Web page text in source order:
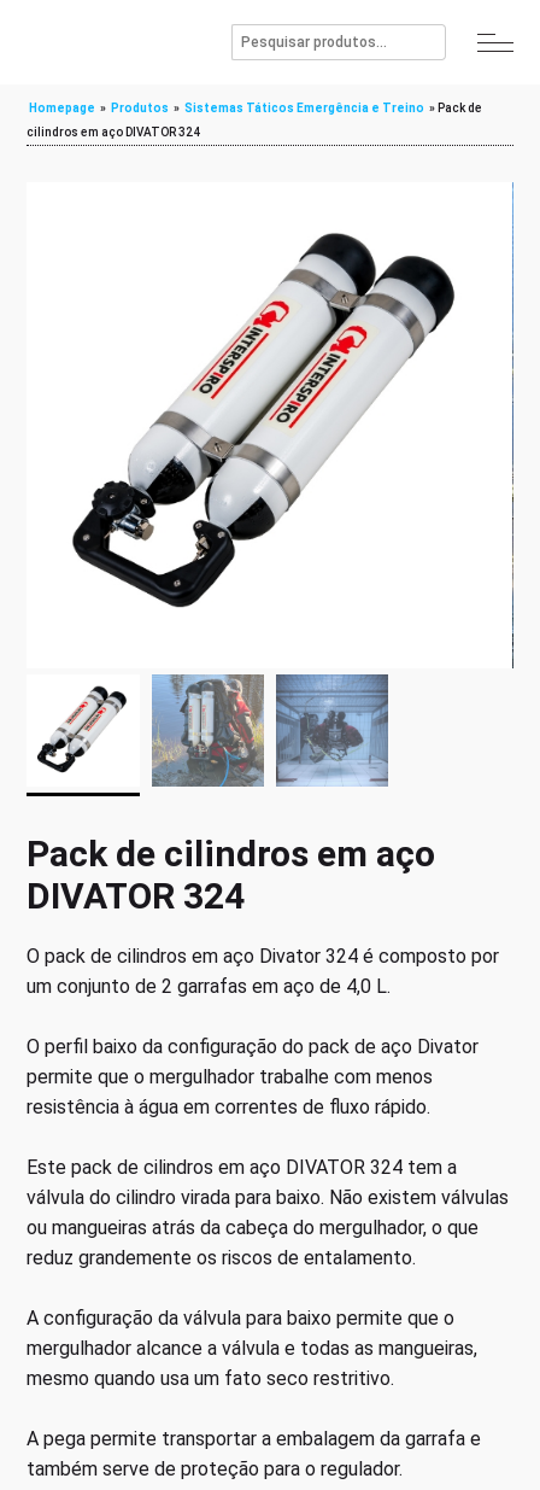
Homepage » Produtos » Sistemas Táticos Emergência e Treino » Pack de
cilindros em aço DIVATOR 324
Pack de cilindros em aço
DIVATOR 324
O pack de cilindros em aço Divator 324 é composto por
um conjunto de 2 garrafas em aço de 4,0 L.
O perfil baixo da configuração do pack de aço Divator
permite que o mergulhador trabalhe com menos
resistência à água em correntes de fluxo rápido.
Este pack de cilindros em aço DIVATOR 324 tem a
válvula do cilindro virada para baixo. Não existem válvulas
ou mangueiras atrás da cabeça do mergulhador, o que
reduz grandemente os riscos de entalamento.
A configuração da válvula para baixo permite que o
mergulhador alcance a válvula e todas as mangueiras,
mesmo quando usa um fato seco restritivo.
A pega permite transportar a embalagem da garrafa e
também serve de proteção para o regulador.